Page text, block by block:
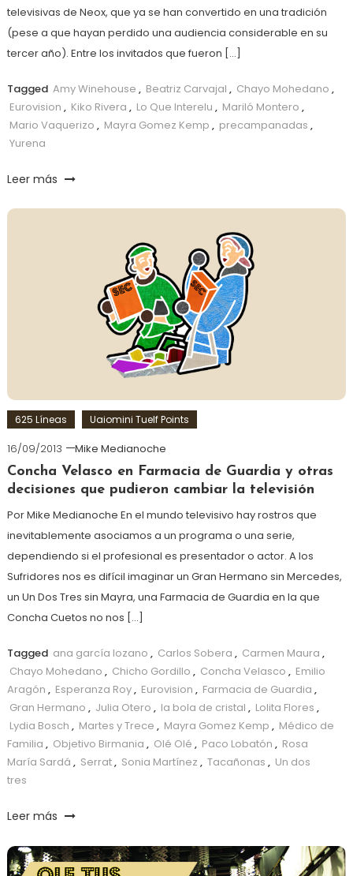
televisivas de Neox, que ya se han convertido en una tradición
(pese a que hayan perdido una audiencia considerable en su
tercer año). Entre los invitados que fueron […]
Tagged Amy Winehouse , Beatriz Carvajal , Chayo Mohedano ,
Eurovision , Kiko Rivera , Lo Que Interelu , Mariló Montero ,
Mario Vaquerizo , Mayra Gomez Kemp , precampanadas ,
Yurena
Leer más
625 Líneas Uaiomini Tuelf Points
16/09/2013
Mike Medianoche
Concha Velasco en Farmacia de Guardia y otras
decisiones que pudieron cambiar la televisión
Por Mike Medianoche En el mundo televisivo hay rostros que
inevitablemente asociamos a un programa o una serie,
dependiendo si el profesional es presentador o actor. A los
Sufridores nos es difícil imaginar un Gran Hermano sin Mercedes,
un Un Dos Tres sin Mayra, una Farmacia de Guardia en la que
Concha Cuetos no nos […]
Tagged ana garcía lozano , Carlos Sobera , Carmen Maura ,
Chayo Mohedano , Chicho Gordillo , Concha Velasco , Emilio
Aragón , Esperanza Roy, Eurovision , Farmacia de Guardia ,
Gran Hermano , Julia Otero , la bola de cristal , Lolita Flores ,
Lydia Bosch , Martes y Trece , Mayra Gomez Kemp , Médico de
Familia , Objetivo Birmania , Olé Olé , Paco Lobatón , Rosa
María Sardá , Serrat, Sonia Martínez , Tacañonas , Un dos
tres
Leer más